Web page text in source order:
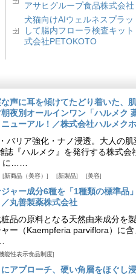
アサヒグループ食品株式会社
犬猫向けAIウェルネスプラ
して腸内フローラ検査キッ
式会社PETOKOTO
な声に耳を傾けてたどり着いた
夜別オールインワン「ハルメク
ューアル！／株式会社ハルメク
バリア強化・ナノ浸透。大人の
『ハルメク』を発行する株式会
に……
新商品（美容） 新製品 美容
ャー成分6種を「1種類の標準品
丸善製薬株式会社
品の原料となる天然由来成分を
ー（Kaempferia parviflora）に
能性表示食品制度
にアプローチ、硬い角層をほぐし